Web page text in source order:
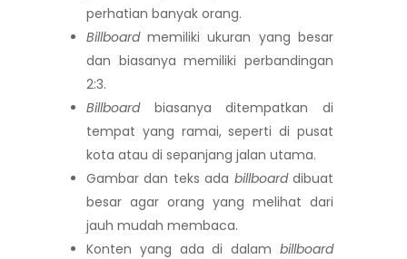
perhatian banyak orang.
Billboardmemiliki ukuran yang besar
dan biasanya memiliki perbandingan
2:3.
Billboardbiasanya ditempatkan di
tempat yang ramai, seperti di pusat
kota atau di sepanjang jalan utama.
Gambar dan teks ada billboarddibuat
besar agar orang yang melihat dari
jauh mudah membaca.
Konten yang ada di dalambillboard